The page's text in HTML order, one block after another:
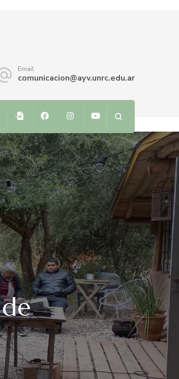
Email
comunicacion@ayv.unrc.edu.ar